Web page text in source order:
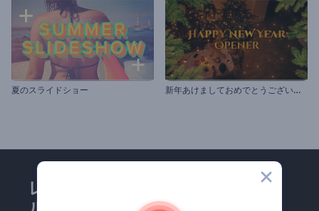
夏のスライドショー 新
年あけましておめでとうございます
レンダーフォレストのメー